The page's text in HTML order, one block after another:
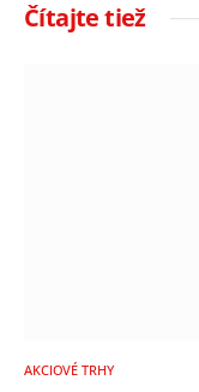
Čítajte tiež
AKCIOVÉ TRHY